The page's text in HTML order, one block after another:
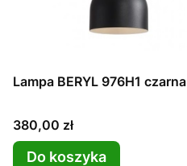
Lampa BERYL 976H1 czarna
Cena
380,00 zł
Do koszyka